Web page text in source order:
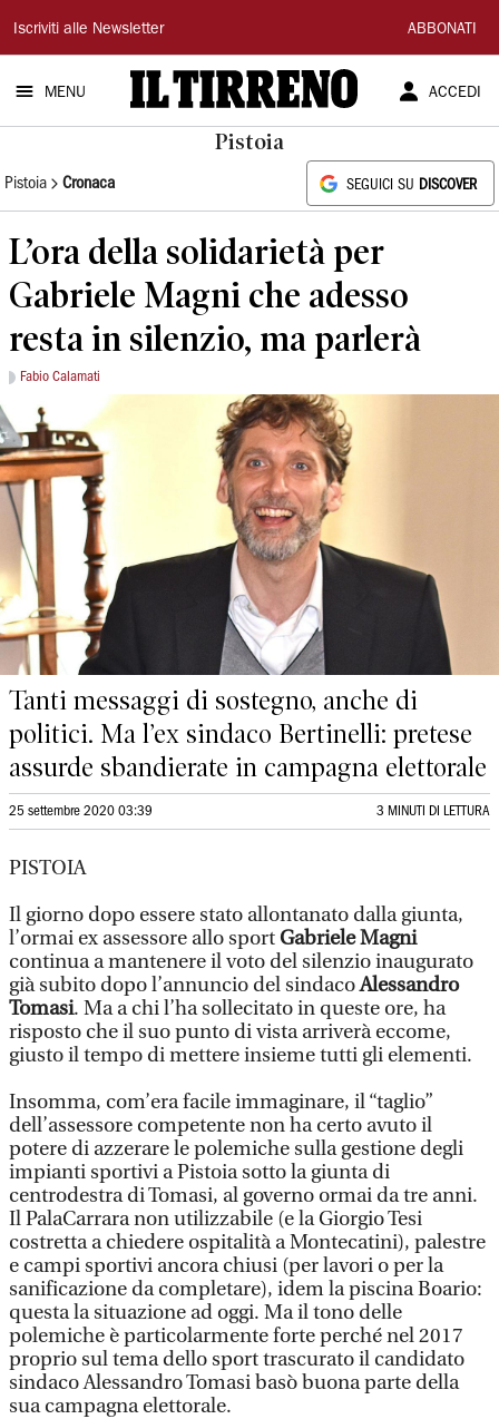
Il
Tirreno
Iscriviti alle Newsletter ABBONATI
MENU ACCEDI
Pistoia
Pistoia Cronaca SEGUICI SU DISCOVER
L’ora della solidarietà per
Gabriele Magni che adesso
resta in silenzio, ma parlerà
Fabio Calamati
Tanti messaggi di sostegno, anche di
politici. Ma l’ex sindaco Bertinelli: pretese
assurde sbandierate in campagna elettorale
25 settembre 2020 03:39 3 MINUTI DI LETTURA
PISTOIA
Il giorno dopo essere stato allontanato dalla giunta,
l’ormai ex assessore allo sportGabriele Magni
continua a mantenere il voto del silenzio inaugurato
già subito dopo l’annuncio del sindacoAlessandro
Tomasi. Ma a chi l’ha sollecitato in queste ore, ha
risposto che il suo punto di vista arriverà eccome,
giusto il tempo di mettere insieme tutti gli elementi.
Insomma, com’era facile immaginare, il “taglio”
dell’assessore competente non ha certo avuto il
potere di azzerare le polemiche sulla gestione degli
impianti sportivi a Pistoia sotto la giunta di
centrodestra di Tomasi, al governo ormai da tre anni.
Il PalaCarrara non utilizzabile (e la Giorgio Tesi
costretta a chiedere ospitalità a Montecatini), palestre
e campi sportivi ancora chiusi (per lavori o per la
sanificazione da completare), idem la piscina Boario:
questa la situazione ad oggi. Ma il tono delle
polemiche è particolarmente forte perché nel 2017
proprio sul tema dello sport trascurato il candidato
sindaco Alessandro Tomasi basò buona parte della
sua campagna elettorale.